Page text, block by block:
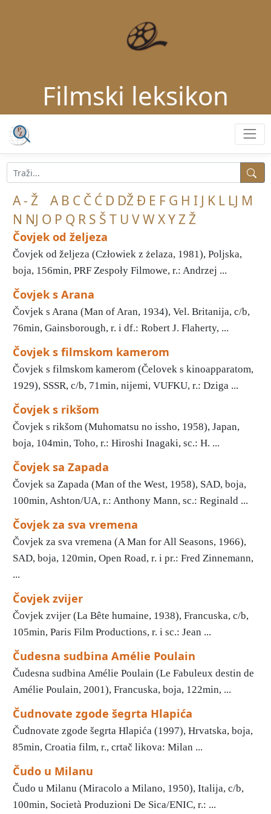
Filmski leksikon
A - Ž A B C Č Ć D DŽĐ E F G H I J K L LJ M
N NJ O P Q R S Š T U VW XYZŽ
Čovjek od željeza
Čovjek od željeza (Człowiek z żelaza, 1981), Poljska,
boja, 156min, PRF Zespoły Filmowe, r.: Andrzej ...
Čovjek s Arana
Čovjek s Arana (Man of Aran, 1934), Vel. Britanija, c/b,
76min, Gainsborough, r. i df.: Robert J. Flaherty, ...
Čovjek s filmskom kamerom
Čovjek s filmskom kamerom (Čelovek s kinoapparatom,
1929), SSSR, c/b, 71min, nijemi, VUFKU, r.: Dziga ...
Čovjek s rikšom
Čovjek s rikšom (Muhomatsu no issho, 1958), Japan,
boja, 104min, Toho, r.: Hiroshi Inagaki, sc.: H. ...
Čovjek sa Zapada
Čovjek sa Zapada (Man of the West, 1958), SAD, boja,
100min, Ashton/UA, r.: Anthony Mann, sc.: Reginald ...
Čovjek za sva vremena
Čovjek za sva vremena (A Man for All Seasons, 1966),
SAD, boja, 120min, Open Road, r. i pr.: Fred Zinnemann,
...
Čovjek zvijer
Čovjek zvijer (La Bête humaine, 1938), Francuska, c/b,
105min, Paris Film Productions, r. i sc.: Jean ...
Čudesna sudbina Amélie Poulain
Čudesna sudbina Amélie Poulain (Le Fabuleux destin de
Amélie Poulain, 2001), Francuska, boja, 122min, ...
Čudnovate zgode šegrta Hlapića
Čudnovate zgode šegrta Hlapića (1997), Hrvatska, boja,
85min, Croatia film, r., crtač likova: Milan ...
Čudo u Milanu
Čudo u Milanu (Miracolo a Milano, 1950), Italija, c/b,
100min, Società Produzioni De Sica/ENIC, r.: ...